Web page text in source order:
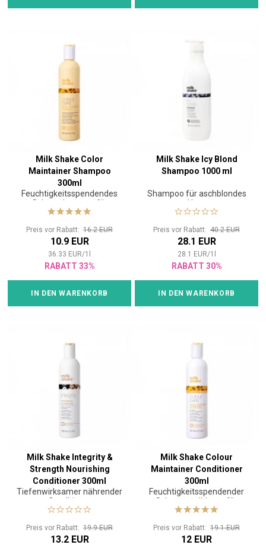
Milk Shake Color
Maintainer Shampoo
300ml
Feuchtigkeitsspendendes
Schutzshampoo für
coloriertes Haar
Preis vor Rabatt: 16.2 EUR
10.9 EUR
36.33 EUR/1
RABATT 33%
IN DEN WARENKORB
Milk Shake Icy Blond
Shampoo 1000 ml
Shampoo für aschblondes
Haar
Preis vor Rabatt: 40.2 EUR
28.1 EUR
28.1 EUR/1
RABATT 30%
IN DEN WARENKORB
Milk Shake Integrity &
Strength Nourishing
Conditioner 300ml
Tiefenwirksamer nährender
Conditioner
Preis vor Rabatt: 19.9 EUR
13.2 EUR
Milk Shake Colour
Maintainer Conditioner
300ml
Feuchtigkeitsspendender
Schutzconditioner für
coloriertes Haar
Preis vor Rabatt: 19.1 EUR
12 EUR